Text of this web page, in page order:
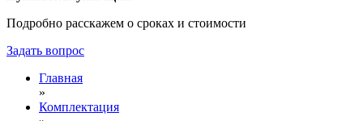
Подробно расскажем о сроках и стоимости
Задать вопрос
Главная
»
Комплектация